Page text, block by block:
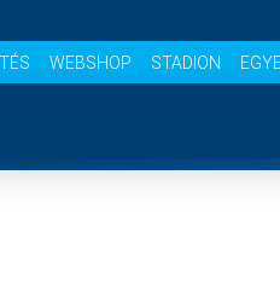
WEBSHOP STADION